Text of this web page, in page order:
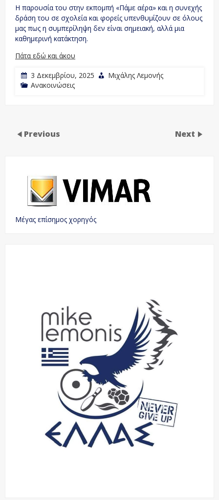
Η παρουσία του στην εκπομπή «Πάμε αέρα» και η συνεχής
δράση του σε σχολεία και φορείς υπενθυμίζουν σε όλους
μας πως η συμπερίληψη δεν είναι σημειακή, αλλά μια
καθημερινή κατάκτηση.
Πάτα εδώ και άκου
3 Δεκεμβρίου, 2025
Μιχάλης Λεμονής
Ανακοινώσεις
Previous Next
Μέγας επίσημος χορηγός